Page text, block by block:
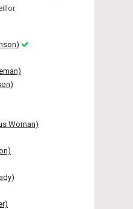
Woman)